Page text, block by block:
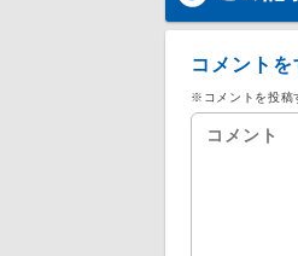
コメントを
※コメントを投稿